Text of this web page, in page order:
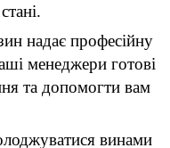
надає професійну
менеджери готові
та допомогти вам
винами